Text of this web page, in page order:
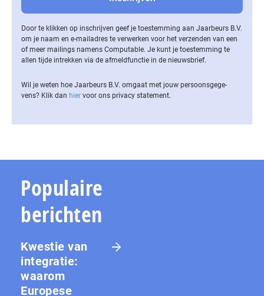
Door te klikken op inschrijven geef je toestemming aan Jaarbeurs B.V.
om je naam en e-mailadres te verwerken voor het verzenden van een
of meer mailings namens Computable. Je kunt je toestemming te
allen tijde intrekken via de af­meld­func­tie in de nieuwsbrief.
Wil je weten hoe Jaarbeurs B.V. omgaat met jouw per­soons­ge­ge­
vens? Klik dan hier voor ons privacy statement.
Populaire
berichten
Kwestie van
integratie:
waarom
Europese